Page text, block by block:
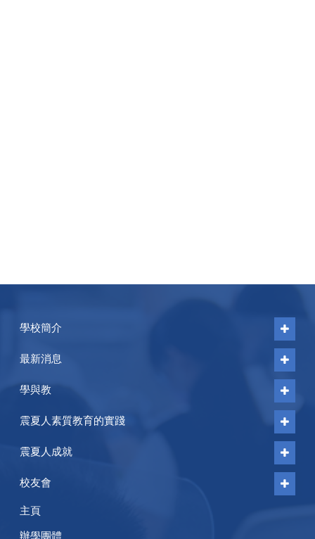
學校簡介
最新消息
學與教
震夏人素質教育的實踐
震夏人成就
校友會
主頁
辦學團體